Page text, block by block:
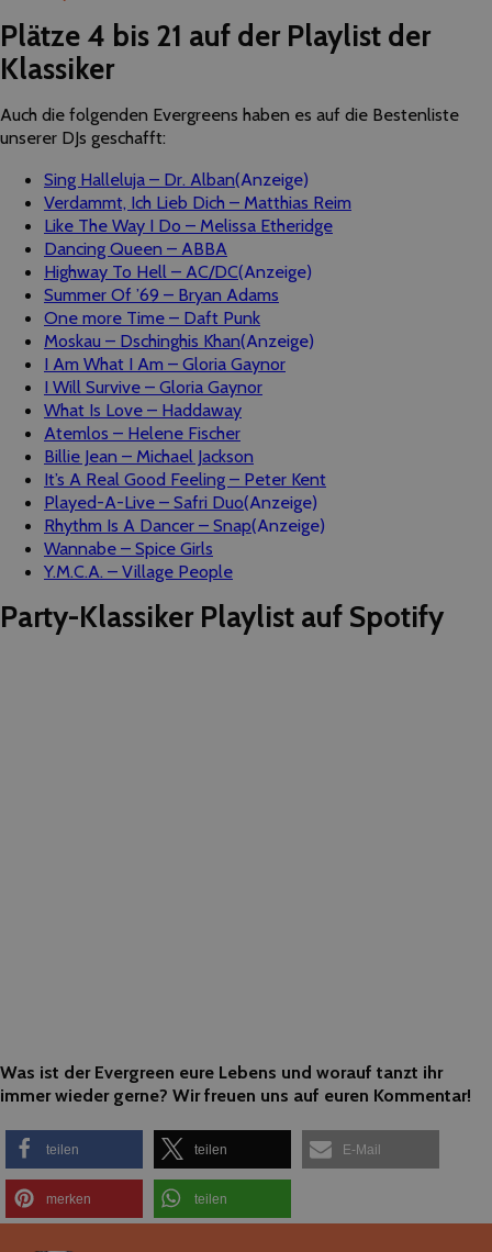
Plätze 4 bis 21 auf der Playlist der
Klassiker
Auch die folgenden Evergreens haben es auf die Bestenliste
unserer DJs geschafft:
Sing Halleluja – Dr. Alban(Anzeige)
Verdammt, Ich Lieb Dich – Matthias Reim
Like The Way I Do – Melissa Etheridge
Dancing Queen – ABBA
Highway To Hell – AC/DC(Anzeige)
Summer Of ’69 – Bryan Adams
One more Time – Daft Punk
Moskau – Dschinghis Khan(Anzeige)
I Am What I Am – Gloria Gaynor
I Will Survive – Gloria Gaynor
What Is Love – Haddaway
Atemlos – Helene Fischer
Billie Jean – Michael Jackson
It’s A Real Good Feeling – Peter Kent
Played-A-Live – Safri Duo(Anzeige)
Rhythm Is A Dancer – Snap(Anzeige)
Wannabe – Spice Girls
Y.M.C.A. – Village People
Party-Klassiker Playlist auf Spotify
Was ist der Evergreen eure Lebens und worauf tanzt ihr
immer wieder gerne? Wir freuen uns auf euren Kommentar!
teilen teilen E-Mail
merken teilen